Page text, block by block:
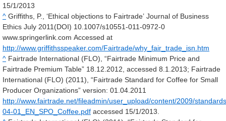
15/1/2013
^ Griffiths, P., ‘Ethical objections to Fairtrade’ Journal of Business
Ethics July 2011(DOI) 10.1007/s10551-011-0972-0
www.springerlink.com Accessed at
http://www.griffithsspeaker.com/Fairtrade/why_fair_trade_isn.htm
^ Fairtrade International (FLO), “Fairtrade Minimum Price and
Fairtrade Premium Table” 18.12.2012, accessed 8.1.2013; Fairtrade
International (FLO) (2011), “Fairtrade Standard for Coffee for Small
Producer Organizations” version: 01.04.2011
http://www.fairtrade.net/fileadmin/user_upload/content/2009/
04-01_EN_SPO_Coffee.pdf accessed 15/1/2013.